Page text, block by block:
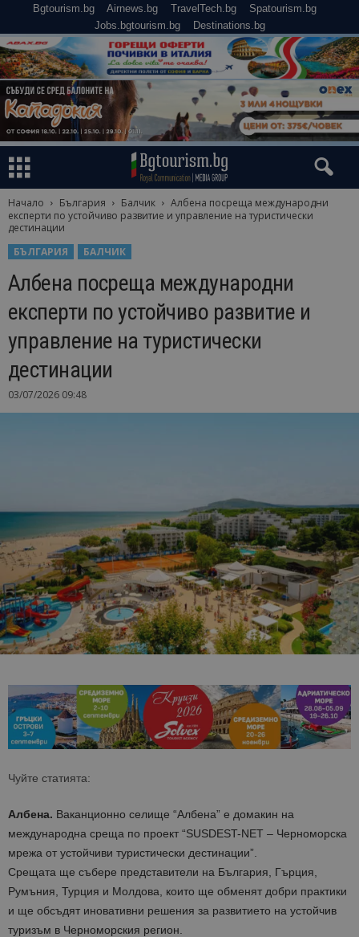
Bgtourism.bg Airnews.bg TravelTech.bg
Spatourism.bg
Jobs.bgtourism.bg
Destinations.bg
Начало България Балчик
Албена посреща международни
експерти по устойчиво развитие и управление на туристически
дестинации
БЪЛГАРИЯ
БАЛЧИК
Албена посреща международни
експерти по устойчиво развитие и
управление на туристически
дестинации
03/07/2026 09:48
Чуйте статията:
Албена. Ваканционно селище “Албена” е домакин на
международна среща по проект “SUSDEST-NET – Черноморска
мрежа от устойчиви туристически дестинации”.
Срещата ще събере представители на България, Гърция,
Румъния, Турция и Молдова, които ще обменят добри практики
и ще обсъдят иновативни решения за развитието на устойчив
туризъм в Черноморския регион.